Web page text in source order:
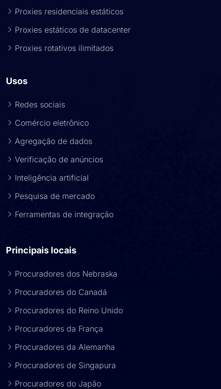
Proxies residenciais estáticos
Proxies estáticos de datacenter
Proxies rotativos ilimitados
Usos
Redes sociais
Comércio eletrônico
Agregação de dados
Verificação de anúncios
Inteligência artificial
Pesquisa de mercado
Ferramentas de integração
Principais locais
Procuradores dos Nebraska
Procuradores do Canadá
Procuradores do Reino Unido
Procuradores da França
Procuradores da Alemanha
Procuradores de Singapura
Procuradores do Japão